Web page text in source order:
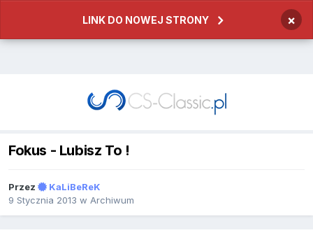
LINK DO NOWEJ STRONY ×
Fokus - Lubisz To !
Przez
KaLiBeReK
9 Stycznia 2013 w Archiwum